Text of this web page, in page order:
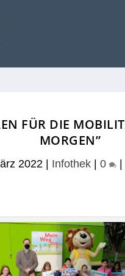
FÜR DIE
MORGEN”
2022| Infothek| 0 |